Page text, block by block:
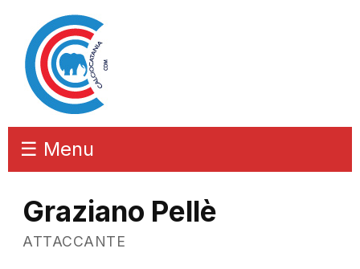
☰ Menu
Graziano Pellè
ATTACCANTE